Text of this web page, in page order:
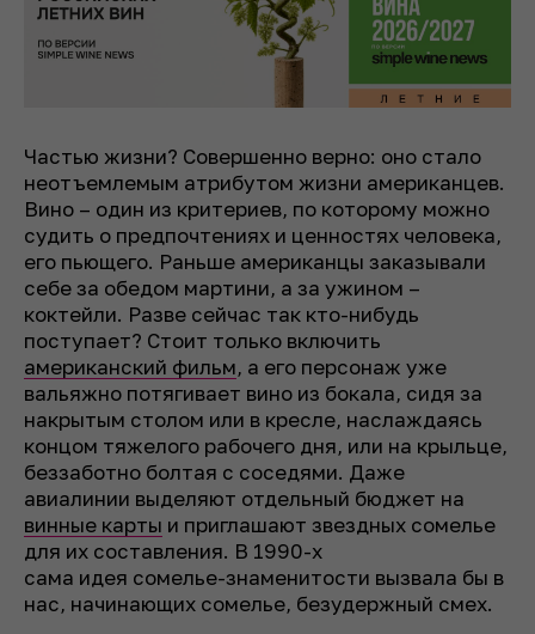
Частью жизни? Совершенно верно: оно стало
неотъемлемым атрибутом жизни американцев.
Вино – один из критериев, по которому можно
судить о предпочтениях и ценностях человека,
его пьющего. Раньше американцы заказывали
себе за обедом мартини, а за ужином –
коктейли. Разве сейчас так кто-нибудь
поступает? Стоит только включить
американский фильм, а его персонаж уже
вальяжно потягивает вино из бокала, сидя за
накрытым столом или в кресле, наслаждаясь
концом тяжелого рабочего дня, или на крыльце,
беззаботно болтая с соседями. Даже
авиалинии выделяют отдельный бюджет на
винные карты и приглашают звездных сомелье
для их составления. В 1990-х
сама идея сомелье-знаменитости вызвала бы в
нас, начинающих сомелье, безудержный смех.